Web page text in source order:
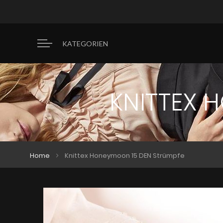
KATEGORIEN
KNITTEX
Home Knittex Honeymoon 15 DEN Strümpfe
der
der